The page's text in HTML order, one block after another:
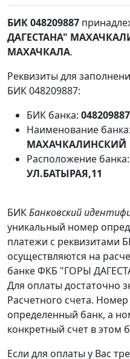
БИК 048209887
ДАГЕСТАНА"
МАХАЧКАЛА.
Реквизиты для
БИК 048209887:
БИК банка: 048209887
Наименование банка:
МАХАЧКАЛИНСКИЙ
Расположение банка:
УЛ.БАТЫРАЯ,11
БИКБанковский
уникальный номер
платежи с реквизитами
осуществляются на
банке ФКБ "ГОРЫ
Для оплаты достаточно
Расчетного счета.
определенный банк, а
конкретный счет в этом
Если для оплаты у Вас